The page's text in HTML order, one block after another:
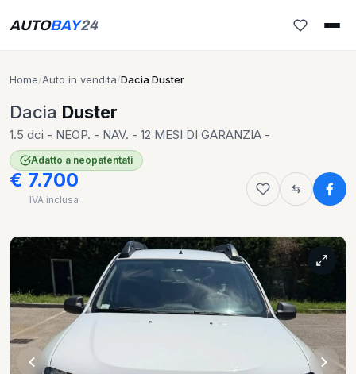
AUTOBAY24
Home/Auto in vendita/Dacia Duster
Dacia Duster
1.5 dci - NEOP. - NAV. - 12 MESI DI GARANZIA -
Adatto a neopatentati
€ 7.700
IVA inclusa